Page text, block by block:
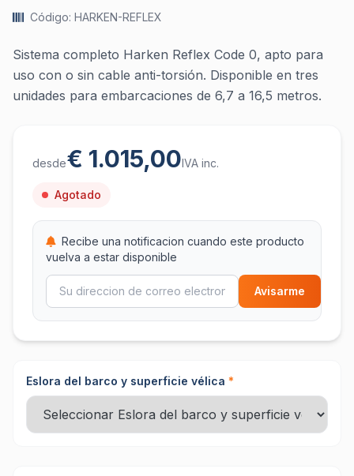
Código: HARKEN-REFLEX
Sistema completo Harken Reflex Code 0, apto para
uso con o sin cable anti-torsión. Disponible en tres
unidades para embarcaciones de 6,7 a 16,5 metros.
desde€ 1.015,00IVA inc.
Agotado
Recibe una notificacion cuando este producto
vuelva a estar disponible
Avisarme
Eslora del barco y superficie vélica *